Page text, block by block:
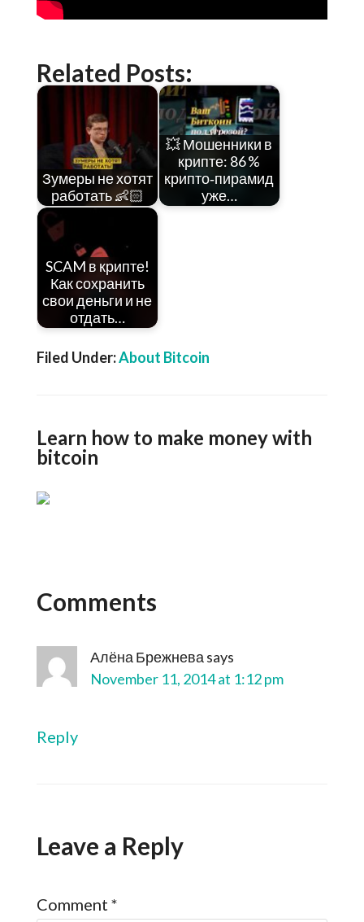
Related Posts:
Зумеры не хотят
работать 👶🏻
💥 Мошенники в
крипте: 86 %
крипто‑пирамид
уже…
SCAM в крипте!
Как сохранить
свои деньги и не
отдать…
Filed Under:About Bitcoin
Learn how to make money with
bitcoin
Comments
Алёна Брежнева says
November 11, 2014 at 1:12 pm
Reply
Leave a Reply
Comment *